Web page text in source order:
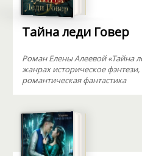
Тайна леди Говер
Роман Елены Алеевой «Тайна
жанрах историческое
романтическая фантастика